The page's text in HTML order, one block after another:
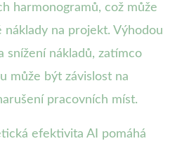
harmonogramů, což může
náklady na projekt. Výhodou
snížení nákladů, zatímco
může být závislost na
pracovních míst.
efektivita AI pomáhá